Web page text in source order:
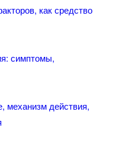
как средство
симптомы,
механизм действия,